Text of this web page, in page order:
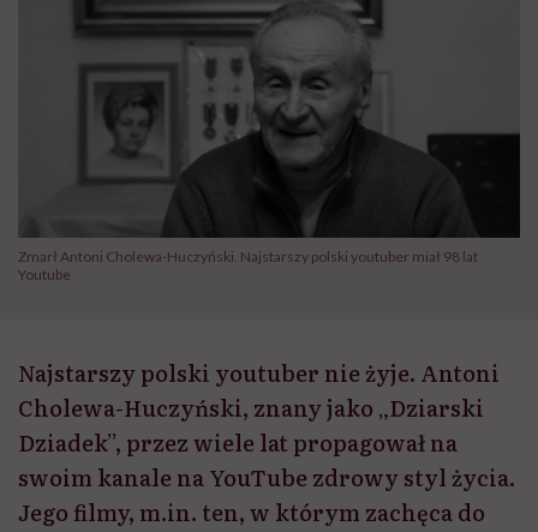
Zmarł Antoni Cholewa-Huczyński. Najstarszy polski youtuber miał 98 lat
Youtube
Najstarszy polski youtuber nie żyje. Antoni
Cholewa-Huczyński, znany jako „Dziarski
Dziadek”, przez wiele lat propagował na
swoim kanale na YouTube zdrowy styl życia.
Jego filmy, m.in. ten, w którym zachęca do